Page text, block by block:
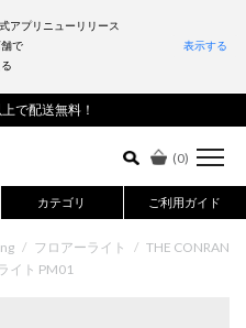
で配送無料！
(0)
カテゴリ ご利用ガイド
詳細検索はこちら
/ フロアーライト / THE CONRAN
イト PM01
アプリニューリリース
で
表示する